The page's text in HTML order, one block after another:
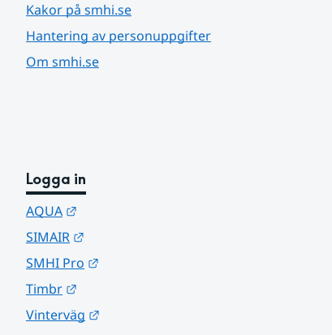
Kakor på smhi.se
Hantering av personuppgifter
Om smhi.se
Logga in
AQUA
SIMAIR
SMHI Pro
Timbr
Vinterväg